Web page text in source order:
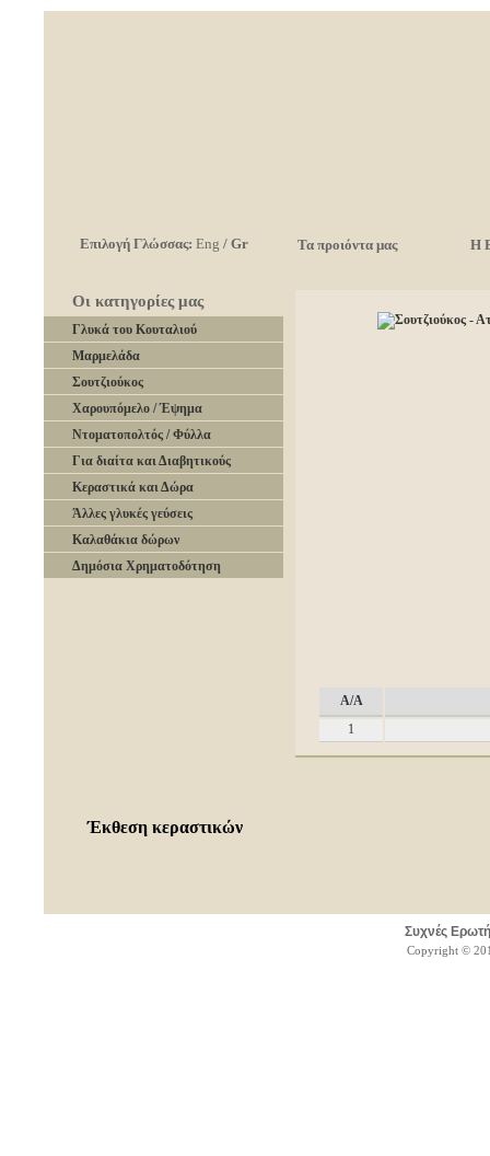
Επιλογή Γλώσσας: Eng / Gr Τα προιόντα μας Η
Οι κατηγορίες μας
Γλυκά του Κουταλιού
Μαρμελάδα
Σουτζιούκος
Χαρουπόμελο / Έψημα
Ντοματοπολτός / Φύλλα
Για διαίτα και Διαβητικούς
Κεραστικά και Δώρα
Άλλες γλυκές γεύσεις
Καλαθάκια δώρων
Δημόσια Χρηματοδότηση
Έκθεση κεραστικών
A/A
1
Συχνές
Copyright ©